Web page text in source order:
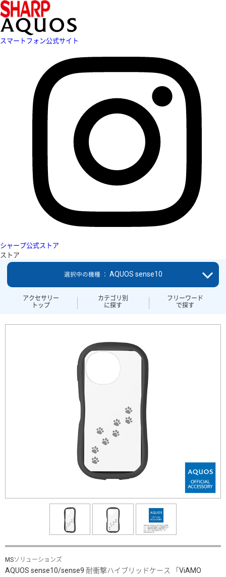
スマートフォン公式サイト
シャープ公式ストア
ストア
アクセサリー
トップ
カテゴリ別
に探す
フリーワード
で探す
選択中の機種 ： AQUOS sense10
MSソリューションズ
AQUOS sense10/sense9 耐衝撃ハイブリッドケース 「ViAMO